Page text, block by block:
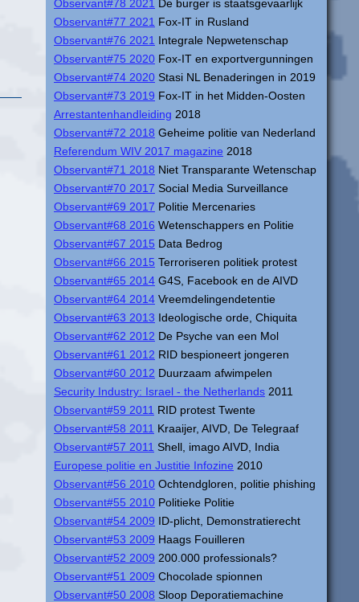
Observant#78 2021 De burger is staatsgevaarlijk
Observant#77 2021 Fox-IT in Rusland
Observant#76 2021 Integrale Nepwetenschap
Observant#75 2020 Fox-IT en exportvergunningen
Observant#74 2020 Stasi NL Benaderingen in 2019
Observant#73 2019 Fox-IT in het Midden-Oosten
Arrestantenhandleiding 2018
Observant#72 2018 Geheime politie van Nederland
Referendum WIV 2017 magazine 2018
Observant#71 2018 Niet Transparante Wetenschap
Observant#70 2017 Social Media Surveillance
Observant#69 2017 Politie Mercenaries
Observant#68 2016 Wetenschappers en Politie
Observant#67 2015 Data Bedrog
Observant#66 2015 Terroriseren politiek protest
Observant#65 2014 G4S, Facebook en de AIVD
Observant#64 2014 Vreemdelingendetentie
Observant#63 2013 Ideologische orde, Chiquita
Observant#62 2012 De Psyche van een Mol
Observant#61 2012 RID bespioneert jongeren
Observant#60 2012 Duurzaam afwimpelen
Security Industry: Israel - the Netherlands 2011
Observant#59 2011 RID protest Twente
Observant#58 2011 Kraaijer, AIVD, De Telegraaf
Observant#57 2011 Shell, imago AIVD, India
Europese politie en Justitie Infozine 2010
Observant#56 2010 Ochtendgloren, politie phishing
Observant#55 2010 Politieke Politie
Observant#54 2009 ID-plicht, Demonstratierecht
Observant#53 2009 Haags Fouilleren
Observant#52 2009 200.000 professionals?
Observant#51 2009 Chocolade spionnen
Observant#50 2008 Sloop Deporatiemachine